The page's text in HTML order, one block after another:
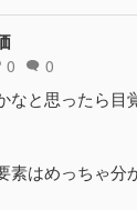
0 0
なと思ったら目
素はめっちゃ分